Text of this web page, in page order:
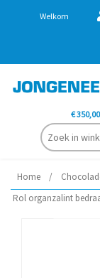
Welkom
€ 350,00
Home /
Rol organzalint